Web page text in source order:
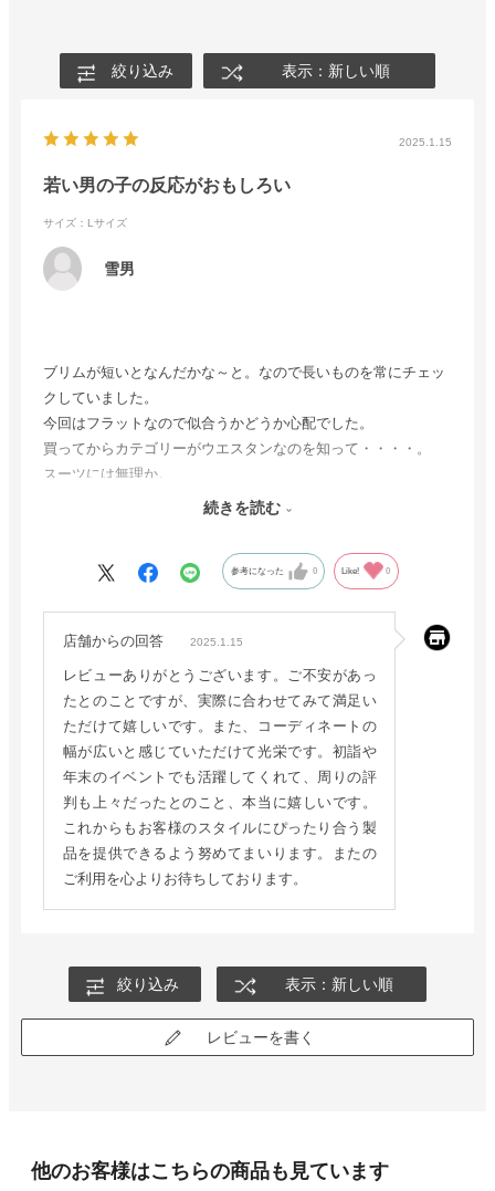
絞り込み 表示：新しい順
2025.1.15
若い男の子の反応がおもしろい
サイズ：Lサイズ
雪男
ブリムが短いとなんだかな～と。なので長いものを常にチェッ
クしていました。
今回はフラットなので似合うかどうか心配でした。
買ってからカテゴリーがウエスタンなのを知って・・・・。
スーツには無理か。
でも、ジャケットならいけそうと色々と鏡の前で試してみる。
年末から初詣まで色々活躍してくれました。
で、？？？、トイストーリーですか。
エースという子も、ワンピースですか。
コスプレのつもりは無いので全体のバランスがとれていたので
しょうか。
周りの評判も上々。
このハットにマスクをして昔買い物をしていたお店へ。
店員が私のハット姿は初めてだったのに一目で私だと看破、イ
メージを崩さない装いになっていたのかな。
色々とコーデを試したくなるハットです。
その店員は
続きを読む
参考になった 0 Like! 0
店舗からの回答 2025.1.15
レビューありがとうございます。ご不安があっ
たとのことですが、実際に合わせてみて満足い
ただけて嬉しいです。また、コーディネートの
幅が広いと感じていただけて光栄です。初詣や
年末のイベントでも活躍してくれて、周りの評
判も上々だったとのこと、本当に嬉しいです。
これからもお客様のスタイルにぴったり合う製
品を提供できるよう努めてまいります。またの
ご利用を心よりお待ちしております。
絞り込み 表示：新しい順
レビューを書く
他のお客様はこちらの商品も見ています